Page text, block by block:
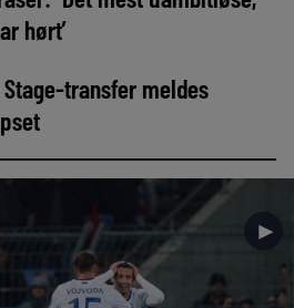
hørt’
transfer meldes
►